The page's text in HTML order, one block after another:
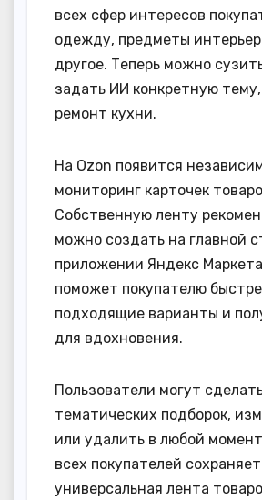
всех сфер интересов
одежду, предметы
другое. Теперь можно
задать ИИ конкретную
ремонт кухни.
На Ozon появится
мониторинг карточек
Собственную ленту
можно создать на главной
приложении Яндекс
поможет покупателю
подходящие варианты и
для вдохновения.
Пользователи могут
тематических подборок,
или удалить в любой
всех покупателей
универсальная лента